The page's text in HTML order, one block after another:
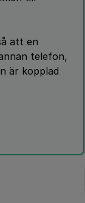
att en
telefon,
är kopplad